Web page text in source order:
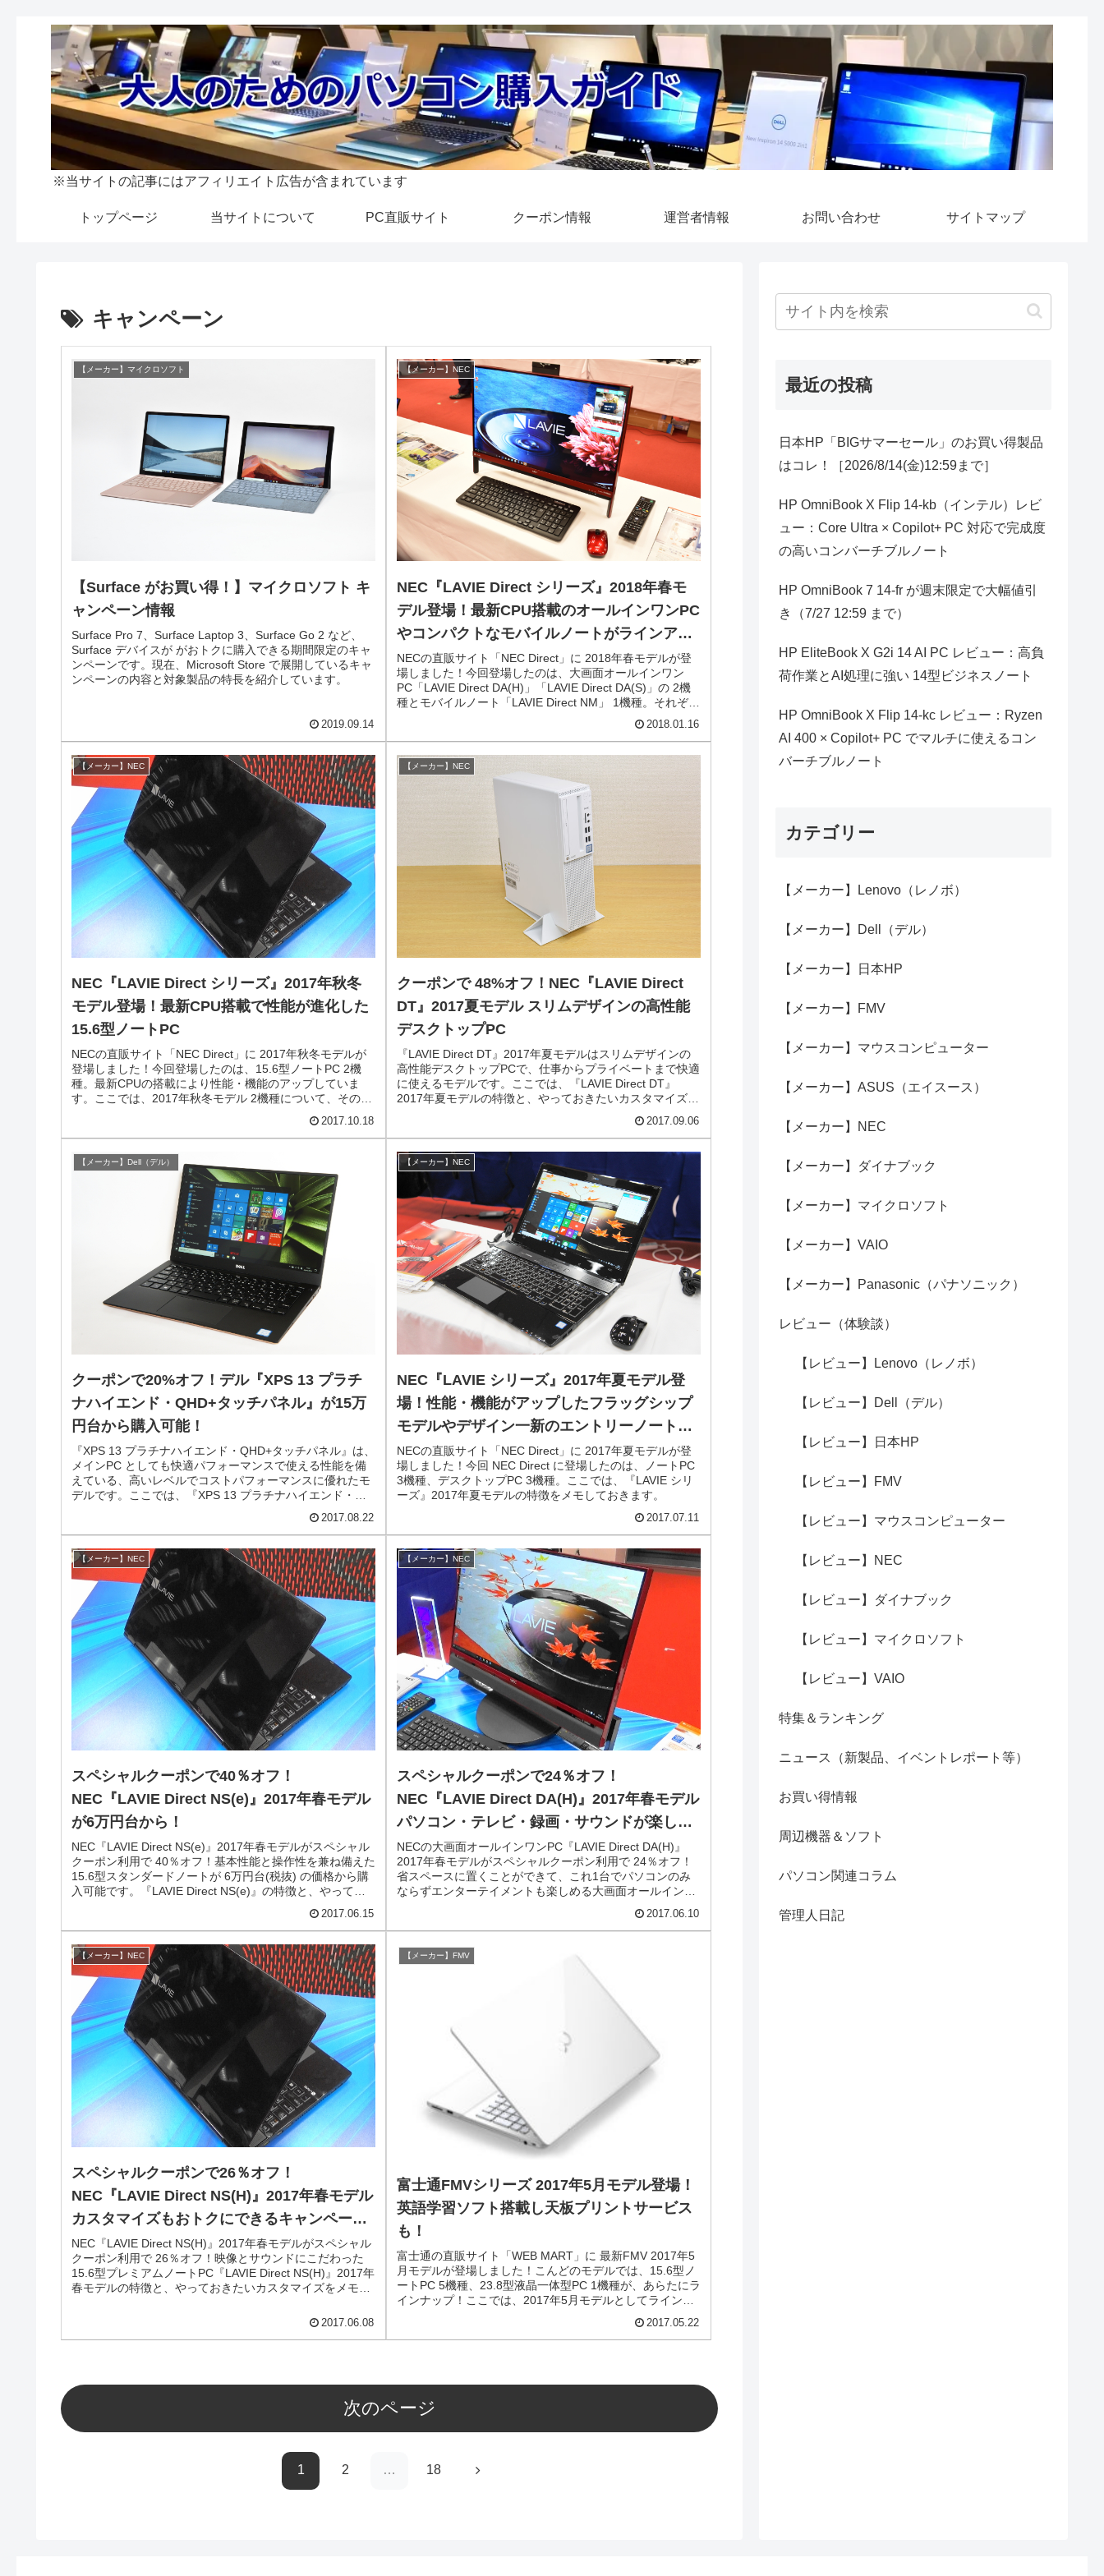
※当サイトの記事にはアフィリエイト広告が含まれています
トップページ 当サイトについて PC直販サイト クーポン情報 運営者情報 お問い合わせ サイトマップ
キャンペーン
【メーカー】マイクロソフト
【Surface がお買い得！】マイクロソフト キ
ャンペーン情報
Surface Pro 7、Surface Laptop 3、Surface Go 2 など、
Surface デバイスが がおトクに購入できる期間限定のキャ
ンペーンです。現在、Microsoft Store で展開しているキャ
ンペーンの内容と対象製品の特長を紹介しています。
2019.09.14
【メーカー】NEC
NEC『LAVIE Direct シリーズ』2018年春モ
デル登場！最新CPU搭載のオールインワンPC
やコンパクトなモバイルノートがラインアッ
プ
NECの直販サイト「NEC Direct」に 2018年春モデルが登
場しました！今回登場したのは、大画面オールインワン
PC「LAVIE Direct DA(H)」「LAVIE Direct DA(S)」の 2機
種とモバイルノート「LAVIE Direct NM」 1機種。それぞれ
2018.01.16
【メーカー】NEC
NEC『LAVIE Direct シリーズ』2017年秋冬
モデル登場！最新CPU搭載で性能が進化した
15.6型ノートPC
NECの直販サイト「NEC Direct」に 2017年秋冬モデルが
登場しました！今回登場したのは、15.6型ノートPC 2機
種。最新CPUの搭載により性能・機能のアップしていま
す。ここでは、2017年秋冬モデル 2機種について、その概
2017.10.18
【メーカー】NEC
クーポンで 48%オフ！NEC『LAVIE Direct
DT』2017夏モデル スリムデザインの高性能
デスクトップPC
『LAVIE Direct DT』2017年夏モデルはスリムデザインの
高性能デスクトップPCで、仕事からプライベートまで快適
に使えるモデルです。ここでは、『LAVIE Direct DT』
2017年夏モデルの特徴と、やっておきたいカスタマイズを
2017.09.06
【メーカー】Dell（デル）
クーポンで20%オフ！デル『XPS 13 プラチ
ナハイエンド・QHD+タッチパネル』が15万
円台から購入可能！
『XPS 13 プラチナハイエンド・QHD+タッチパネル』は、
メインPC としても快適パフォーマンスで使える性能を備
えている、高いレベルでコストパフォーマンスに優れたモ
デルです。ここでは、『XPS 13 プラチナハイエンド・
2017.08.22
【メーカー】NEC
NEC『LAVIE シリーズ』2017年夏モデル登
場！性能・機能がアップしたフラッグシップ
モデルやデザイン一新のエントリーノートも
ラインアップ！
NECの直販サイト「NEC Direct」に 2017年夏モデルが登
場しました！今回 NEC Direct に登場したのは、ノートPC
3機種、デスクトップPC 3機種。ここでは、『LAVIE シリ
ーズ』2017年夏モデルの特徴をメモしておきます。
2017.07.11
【メーカー】NEC
スペシャルクーポンで40％オフ！
NEC『LAVIE Direct NS(e)』2017年春モデル
が6万円台から！
NEC『LAVIE Direct NS(e)』2017年春モデルがスペシャル
クーポン利用で 40％オフ！基本性能と操作性を兼ね備えた
15.6型スタンダードノートが 6万円台(税抜) の価格から購
入可能です。『LAVIE Direct NS(e)』の特徴と、やってお
2017.06.15
【メーカー】NEC
スペシャルクーポンで24％オフ！
NEC『LAVIE Direct DA(H)』2017年春モデル
パソコン・テレビ・録画・サウンドが楽しめ
るオールインワンPC
NECの大画面オールインワンPC『LAVIE Direct DA(H)』
2017年春モデルがスペシャルクーポン利用で 24％オフ！
省スペースに置くことができて、これ1台でパソコンのみ
ならずエンターテイメントも楽しめる大画面オールインワ
ンPCです。ここでは『LAVIE Direct DA(H)』の特徴と、や
っておきたいカスタマイズをメモしておきます。
2017.06.10
【メーカー】NEC
スペシャルクーポンで26％オフ！
NEC『LAVIE Direct NS(H)』2017年春モデル
カスタマイズもおトクにできるキャンペーン
実施中！
NEC『LAVIE Direct NS(H)』2017年春モデルがスペシャル
クーポン利用で 26％オフ！映像とサウンドにこだわった
15.6型プレミアムノートPC『LAVIE Direct NS(H)』2017年
春モデルの特徴と、やっておきたいカスタマイズをメモし
2017.06.08
【メーカー】FMV
富士通FMVシリーズ 2017年5月モデル登場！
英語学習ソフト搭載し天板プリントサービス
も！
富士通の直販サイト「WEB MART」に 最新FMV 2017年5
月モデルが登場しました！こんどのモデルでは、15.6型ノ
ートPC 5機種、23.8型液晶一体型PC 1機種が、あらたにラ
インナップ！ここでは、2017年5月モデルとしてラインナ
2017.05.22
次のページ
1 2 … 18 次
最近の投稿
日本HP「BIGサマーセール」のお買い得製品
はコレ！［2026/8/14(金)12:59まで］
HP OmniBook X Flip 14-kb（インテル）レビ
ュー：Core Ultra × Copilot+ PC 対応で完成度
の高いコンバーチブルノート
HP OmniBook 7 14-fr が週末限定で大幅値引
き（7/27 12:59 まで）
HP EliteBook X G2i 14 AI PC レビュー：高負
荷作業とAI処理に強い 14型ビジネスノート
HP OmniBook X Flip 14-kc レビュー：Ryzen
AI 400 × Copilot+ PC でマルチに使えるコン
バーチブルノート
カテゴリー
【メーカー】Lenovo（レノボ）
【メーカー】Dell（デル）
【メーカー】日本HP
【メーカー】FMV
【メーカー】マウスコンピューター
【メーカー】ASUS（エイスース）
【メーカー】NEC
【メーカー】ダイナブック
【メーカー】マイクロソフト
【メーカー】VAIO
【メーカー】Panasonic（パナソニック）
レビュー（体験談）
【レビュー】Lenovo（レノボ）
【レビュー】Dell（デル）
【レビュー】日本HP
【レビュー】FMV
【レビュー】マウスコンピューター
【レビュー】NEC
【レビュー】ダイナブック
【レビュー】マイクロソフト
【レビュー】VAIO
特集＆ランキング
ニュース（新製品、イベントレポート等）
お買い得情報
周辺機器＆ソフト
パソコン関連コラム
管理人日記